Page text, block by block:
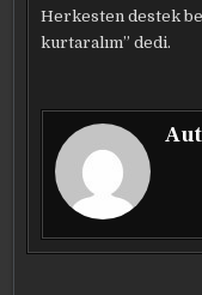
Herkesten destek
kurtaralım” dedi.